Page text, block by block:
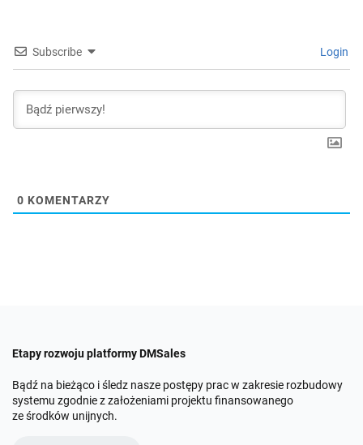
Subscribe Login
0 KOMENTARZY
Etapy rozwoju platformy DMSales
Bądź na bieżąco i śledz nasze postępy prac w zakresie rozbudowy
systemu zgodnie z założeniami projektu finansowanego
ze środków unijnych.